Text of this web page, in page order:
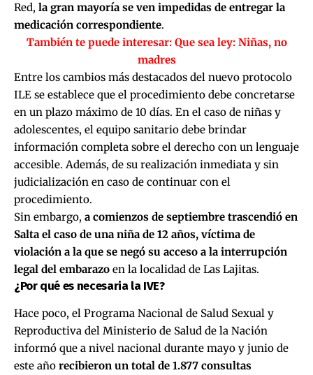
Red, la gran mayoría se ven impedidas de entregar la
medicación correspondiente.
También te puede interesar: Que sea ley: Niñas, no
madres
Entre los cambios más destacados del nuevo protocolo
ILE se establece que el procedimiento debe concretarse
en un plazo máximo de 10 días. En el caso de niñas y
adolescentes, el equipo sanitario debe brindar
información completa sobre el derecho con un lenguaje
accesible. Además, de su realización inmediata y sin
judicialización en caso de continuar con el
procedimiento.
Sin embargo, a comienzos de septiembre trascendió en
Salta el caso de una niña de 12 años, víctima de
violación a la que se negó su acceso a la interrupción
legal del embarazo en la localidad de Las Lajitas.
¿Por qué es necesaria la IVE?
Hace poco, el Programa Nacional de Salud Sexual y
Reproductiva del Ministerio de Salud de la Nación
informó que a nivel nacional durante mayo y junio de
este año recibieron un total de 1.877 consultas